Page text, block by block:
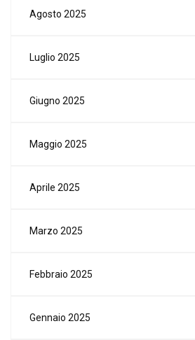
Agosto 2025
Luglio 2025
Giugno 2025
Maggio 2025
Aprile 2025
Marzo 2025
Febbraio 2025
Gennaio 2025